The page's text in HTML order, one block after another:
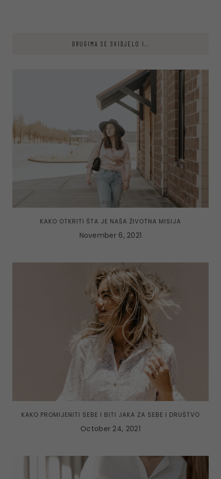
DRUGIMA SE SVIDJELO I...
KAKO OTKRITI ŠTA JE NAŠA ŽIVOTNA MISIJA
November 6, 2021
KAKO PROMIJENITI SEBE I BITI JAKA ZA SEBE I DRUŠTVO
October 24, 2021